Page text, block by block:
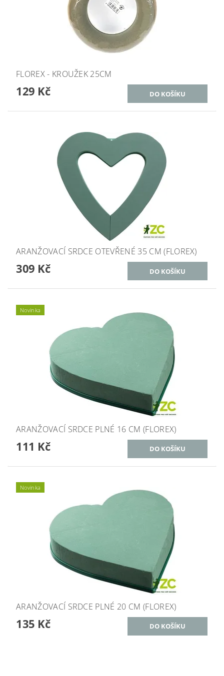
FLOREX - KROUŽEK 25CM
129 Kč
ARANŽOVACÍ SRDCE OTEVŘENÉ 35 CM (FLOREX)
309 Kč
Novinka
ARANŽOVACÍ SRDCE PLNÉ 16 CM (FLOREX)
111 Kč
Novinka
ARANŽOVACÍ SRDCE PLNÉ 20 CM (FLOREX)
135 Kč